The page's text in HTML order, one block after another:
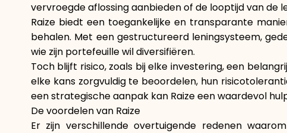
vervroegde aflossing aanbieden of de looptijd van de
Raize biedt een toegankelijke en transparante
behalen. Met een gestructureerd leningsysteem,
wie zijn portefeuille wil diversifiëren.
Toch blijft risico, zoals bij elke investering, een
elke kans zorgvuldig te beoordelen, hun
een strategische aanpak kan Raize een waardevol
De voordelen van Raize
Er zijn verschillende overtuigende redenen